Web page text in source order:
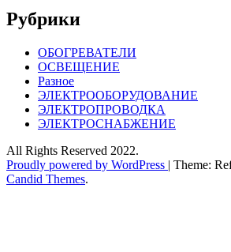
Рубрики
ОБОГРЕВАТЕЛИ
ОСВЕЩЕНИЕ
Разное
ЭЛЕКТРООБОРУДОВАНИЕ
ЭЛЕКТРОПРОВОДКА
ЭЛЕКТРОСНАБЖЕНИЕ
All Rights Reserved 2022.
Proudly powered by WordPress | Theme:
Candid Themes.